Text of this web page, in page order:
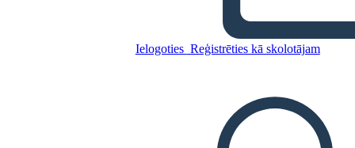
Ielogoties Reģistrēties kā skolotājam
Kopējiet šo stāstu tabulu
ATSKAŅOT SLAIDRĀDI
IZLASI MAN